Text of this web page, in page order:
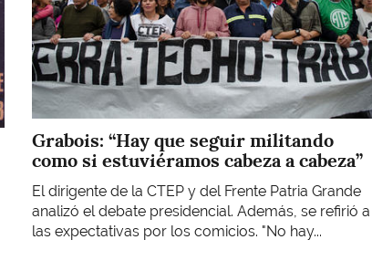
Grabois: “Hay que seguir militando
como si estuviéramos cabeza a cabeza”
El dirigente de la CTEP y del Frente Patria Grande
analizó el debate presidencial. Además, se refirió a
las expectativas por los comicios. "No hay...